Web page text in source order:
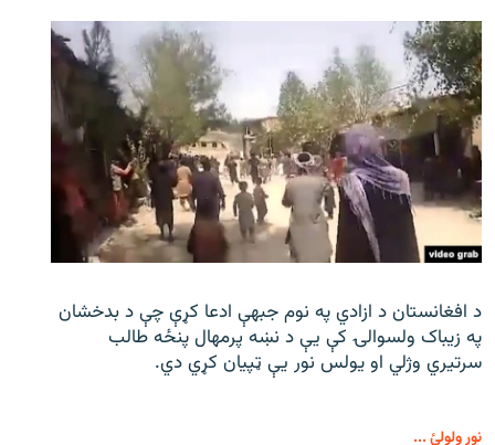
د افغانستان د ازادي په نوم جبهې ادعا کړې چې د بدخشان
په زیباک ولسوالۍ کې يې د نښه پرمهال پنځه طالب
سرتیري وژلي او یولس نور يې ټپیان کړي دي.
نور ولولئ ...